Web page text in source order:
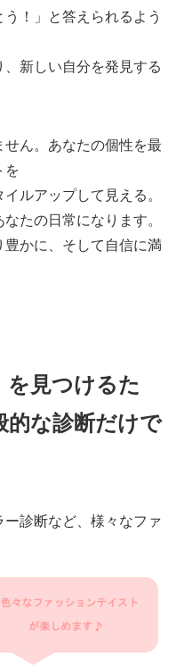
！」と答えられるよう
新しい自分を発見する
ん。あなたの個性を最
を
ルアップして見える。
たの日常になります。
かに、そして自信に満
を見つけるた
的な診断だけで
診断など、様々なファ